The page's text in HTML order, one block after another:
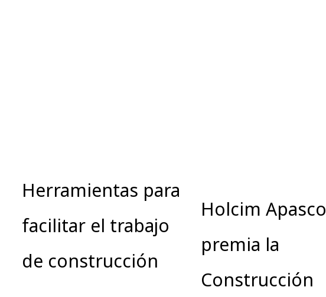
Herramientas para
facilitar el trabajo
de construcción
Holcim Apasco
premia la
Construcción